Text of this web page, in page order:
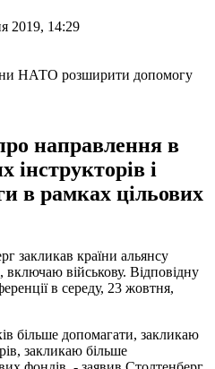
2019, 14:29
направлення в
інструкторів і
в рамках цільових
закликав країни альянсу
військову. Відповідну
в середу, 23 жовтня,
більше допомагати, закликаю
закликаю більше